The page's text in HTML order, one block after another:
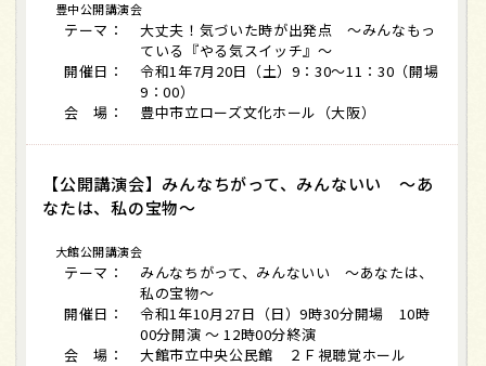
豊中公開講演会
テーマ：
大丈夫！気づいた時が出発点 ～みんなもっ
ている『やる気スイッチ』～
開催日：
令和1年7月20日（土）9：30～11：30（開場
9：00）
会 場：
豊中市立ローズ文化ホール（大阪）
【公開講演会】みんなちがって、みんないい ～あ
なたは、私の宝物～
大館公開講演会
テーマ：
みんなちがって、みんないい ～あなたは、
私の宝物～
開催日：
令和1年10月27日（日）9時30分開場 10時
00分開演 ～ 12時00分終演
会 場：
大館市立中央公民館 ２Ｆ視聴覚ホール